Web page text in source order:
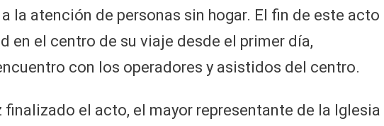
la atención de personas sin hogar. El fin de este acto
en el centro de su viaje desde el primer día,
con los operadores y asistidos del centro.
finalizado el acto, el mayor representante de la Iglesia